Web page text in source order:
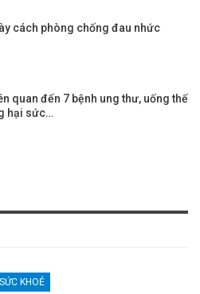
cách phòng chống đau nhức
quan đến 7 bệnh ung thư, uống thế
hại sức…
SỨC KHOẺ